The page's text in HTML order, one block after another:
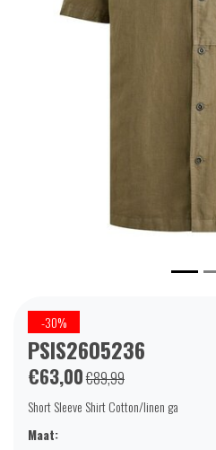
-30%
PSIS2605236
€63,00€89,99
Short Sleeve Shirt Cotton/linen ga
Maat: